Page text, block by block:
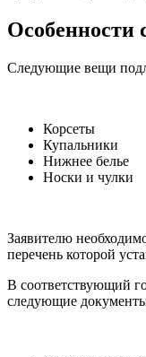
Особенности
Следующие вещи
Корсеты
Купальники
Нижнее белье
Носки и чулки
Заявителю
перечень которой
В соответствующий
следующие